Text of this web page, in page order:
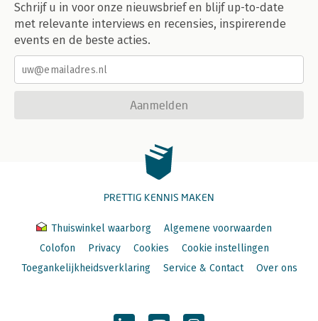
Schrijf u in voor onze nieuwsbrief en blijf up-to-date
met relevante interviews en recensies, inspirerende
events en de beste acties.
Aanmelden
PRETTIG KENNIS MAKEN
Thuiswinkel waarborg
Algemene voorwaarden
Colofon
Privacy Cookies
Cookie instellingen
Toegankelijkheidsverklaring
Service & Contact Over ons